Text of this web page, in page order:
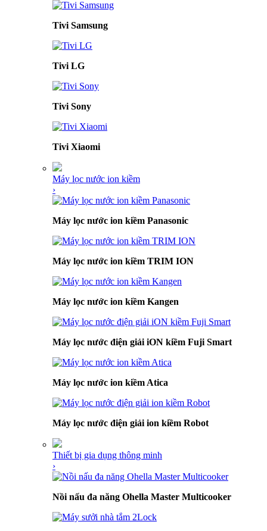
Tivi Samsung
Tivi LG
Tivi Sony
Tivi Xiaomi
Máy lọc nước ion kiềm
›
Máy lọc nước ion kiềm Panasonic
Máy lọc nước ion kiềm TRIM ION
Máy lọc nước ion kiềm Kangen
Máy lọc nước điện giải iON kiềm Fuji Smart
Máy lọc nước ion kiềm Atica
Máy lọc nước điện giải ion kiềm Robot
Thiết bị gia dụng thông minh
›
Nồi nấu đa năng Ohella Master Multicooker